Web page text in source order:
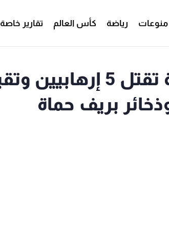
منوعات رياضة كأس العالم تقارير خاصة
بريف حماة